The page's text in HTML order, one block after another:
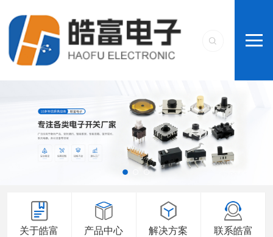
关于皓富 产品中心 解决方案 联系皓富